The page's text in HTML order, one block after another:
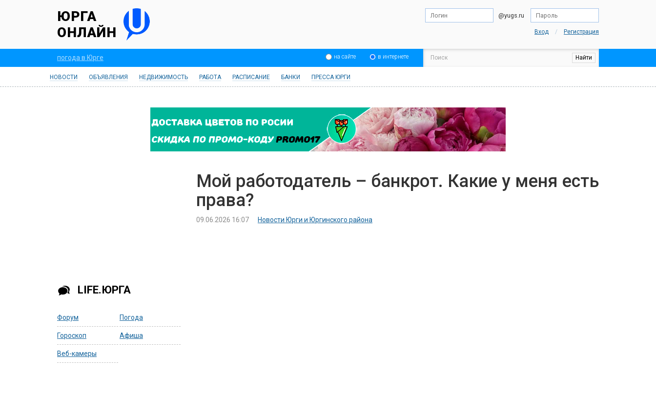
ЮРГА
ОНЛАЙН
@yugs.ru
Вход / Регистрация
погода в Юрге на сайте в интернете
НОВОСТИ ОБЪЯВЛЕНИЯ НЕДВИЖИМОСТЬ РАБОТА РАСПИСАНИЕ БАНКИ ПРЕССА ЮРГИ
LIFE.ЮРГА
Форум Погода
Гороскоп Афиша
Веб-камеры
Мой работодатель – банкрот. Какие у меня есть
права?
09.06.2026 16:07 Новости Юрги и Юргинского района